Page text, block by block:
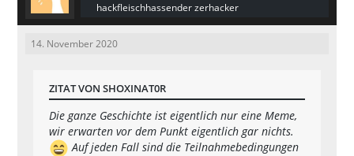
hackfleischhassender zerhacker
14. November 2020
ZITAT VON SHOXINAT0R
Die ganze Geschichte ist eigentlich nur eine Meme,
wir erwarten vor dem Punkt eigentlich gar nichts.
Auf jeden Fall sind die Teilnahmebedingungen